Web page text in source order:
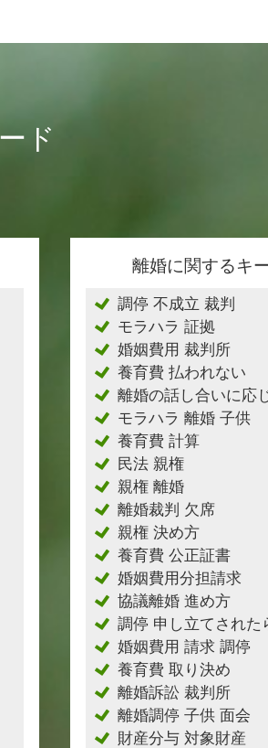
ド
離婚に関するキ
調停 不成立 裁判
モラハラ 証拠
婚姻費用 裁判所
養育費 払われない
離婚の話し合いに応
モラハラ 離婚 子供
養育費 計算
民法 親権
親権 離婚
離婚裁判 欠席
親権 決め方
養育費 公正証書
婚姻費用分担請求
協議離婚 進め方
調停 申し立てされた
婚姻費用 請求 調停
養育費 取り決め
離婚訴訟 裁判所
離婚調停 子供 面会
財産分与 対象財産